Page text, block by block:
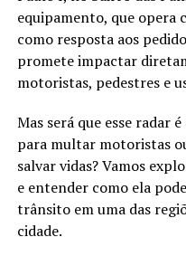
equipamento, que opera
como resposta aos
promete impactar
motoristas, pedestres e
Mas será que esse radar
para multar motoristas
salvar vidas? Vamos
e entender como ela
trânsito em uma das
cidade.